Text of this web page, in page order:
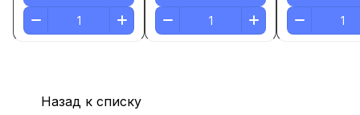
Назад к списку